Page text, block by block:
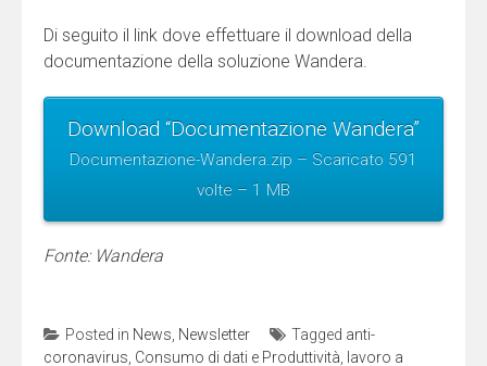
Di seguito il link dove effettuare il download della
documentazione della soluzione Wandera.
Download “Documentazione Wandera”
Documentazione-Wandera.zip – Scaricato 591
volte – 1 MB
Fonte: Wandera
Posted in News, Newsletter Tagged anti-
coronavirus, Consumo di dati e Produttività, lavoro a